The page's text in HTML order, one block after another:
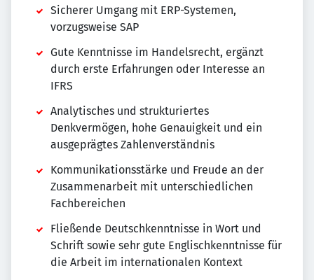
Sicherer Umgang mit ERP-Systemen,
vorzugsweise SAP
Gute Kenntnisse im Handelsrecht, ergänzt
durch erste Erfahrungen oder Interesse an
IFRS
Analytisches und strukturiertes
Denkvermögen, hohe Genauigkeit und ein
ausgeprägtes Zahlenverständnis
Kommunikationsstärke und Freude an der
Zusammenarbeit mit unterschiedlichen
Fachbereichen
Fließende Deutschkenntnisse in Wort und
Schrift sowie sehr gute Englischkenntnisse für
die Arbeit im internationalen Kontext